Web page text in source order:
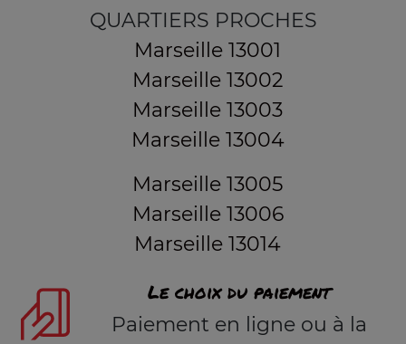
QUARTIERS PROCHES
Marseille 13001
Marseille 13002
Marseille 13003
Marseille 13004
Marseille 13005
Marseille 13006
Marseille 13014
Le choix du paiement
Paiement en ligne ou à la